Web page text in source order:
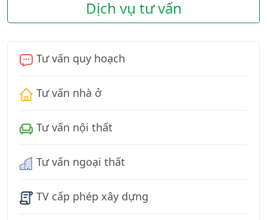
Dịch vụ tư vấn
Tư vấn quy hoạch
Tư vấn nhà ở
Tư vấn nội thất
Tư vấn ngoại thất
TV cấp phép xây dựng